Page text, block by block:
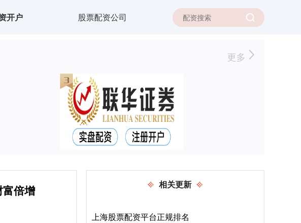
开户 股票配资公司
更多
倍增 相关更新
上海股票配资平台正规排名